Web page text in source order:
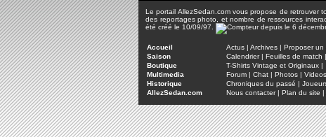
Le portail AllezSedan.com vous propose de retrouver
des reportages photo, et nombre de ressources
été créé le 10/09/97.
Accueil Actus | Archives | Proposer un
Saison
Calendrier| Feuilles de match |
Boutique
T-Shirts Vintage et Originaux |
Multimedia
Forum | Chat | Photos | Videos
Historique
Chroniques du passé |
AllezSedan.com
Nous contacter| Plan du site |